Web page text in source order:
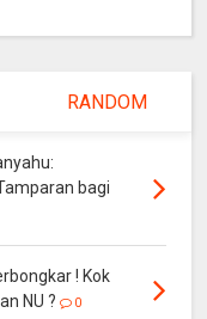
RANDOM
bagi
! Kok
NU ?
0